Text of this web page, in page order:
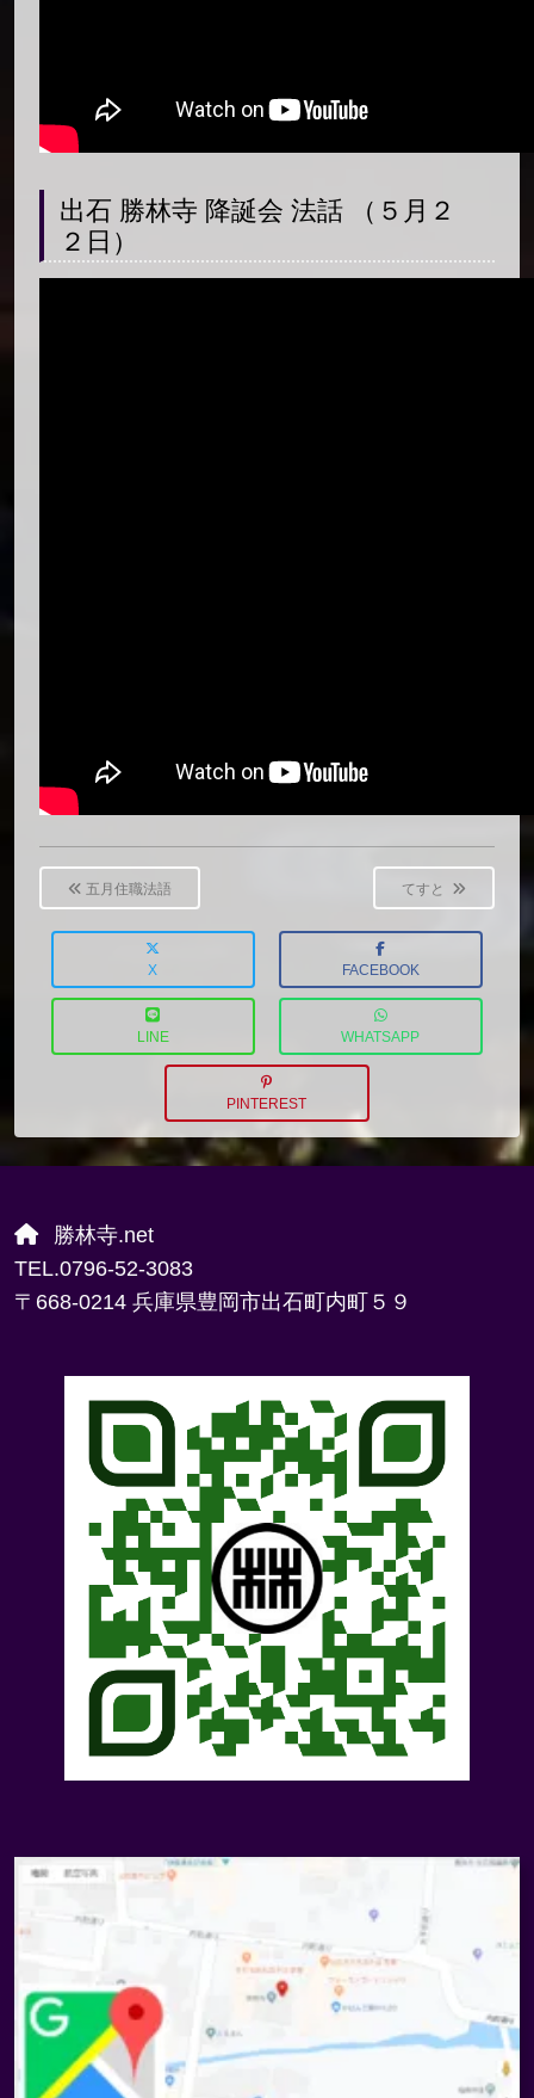
出石 勝林寺 降誕会 法話 （５月２
２日）
Post
navigation
五月住職法語 てすと
X FACEBOOK
LINE WHATSAPP
PINTEREST
勝林寺.net
TEL.0796-52-3083
〒668-0214 兵庫県豊岡市出石町内町５９